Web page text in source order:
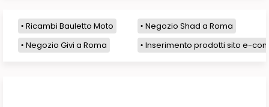
Ricambi Bauletto Moto
Negozio Shad a Roma
Negozio Givi a Roma
Inserimento prodotti sito e-